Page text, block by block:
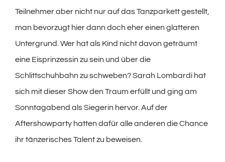
Teilnehmer aber nicht nur auf das Tanzparkett gestellt,
man bevorzugt hier dann doch eher einen glatteren
Untergrund. Wer hat als Kind nicht davon geträumt
eine Eisprinzessin zu sein und über die
Schlittschuhbahn zu schweben? Sarah Lombardi hat
sich mit dieser Show den Traum erfüllt und ging am
Sonntagabend als Siegerin hervor. Auf der
Aftershowparty hatten dafür alle anderen die Chance
ihr tänzerisches Talent zu beweisen.